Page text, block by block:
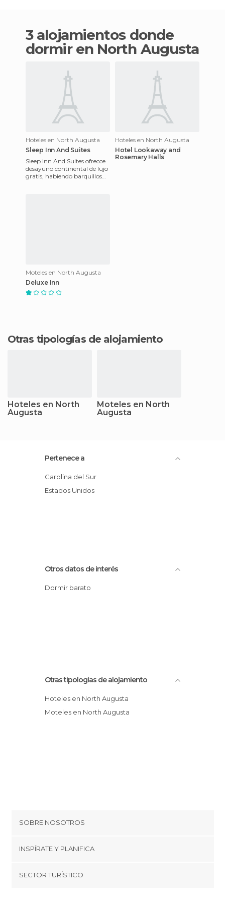
3 alojamientos donde
dormir en North Augusta
Hoteles en North Augusta
Sleep Inn And Suites
Sleep Inn And Suites ofrecce
desayuno continental de lujo
gratis, habiendo barquillos
Hoteles en North Augusta
Hotel Lookaway and
Rosemary Halls
Moteles en North Augusta
Deluxe Inn
Otras tipologías de alojamiento
Hoteles en North
Augusta
Moteles en North
Augusta
Pertenece a
Carolina del Sur
Estados Unidos
Otros datos de interés
Dormir barato
Otras tipologías de alojamiento
Hoteles en North Augusta
Moteles en North Augusta
SOBRE NOSOTROS
Cookies
Términos y condiciones
INSPÍRATE Y PLANIFICA
SECTOR TURÍSTICO